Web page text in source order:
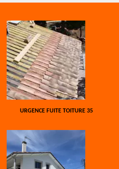
URGENCE FUITE TOITURE 35